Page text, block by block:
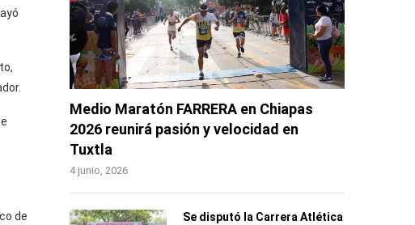
de
Medio Maratón FARRERA en Chiapas
2026 reunirá pasión y velocidad en
Tuxtla
4 junio, 2026
Se disputó la Carrera Atlética